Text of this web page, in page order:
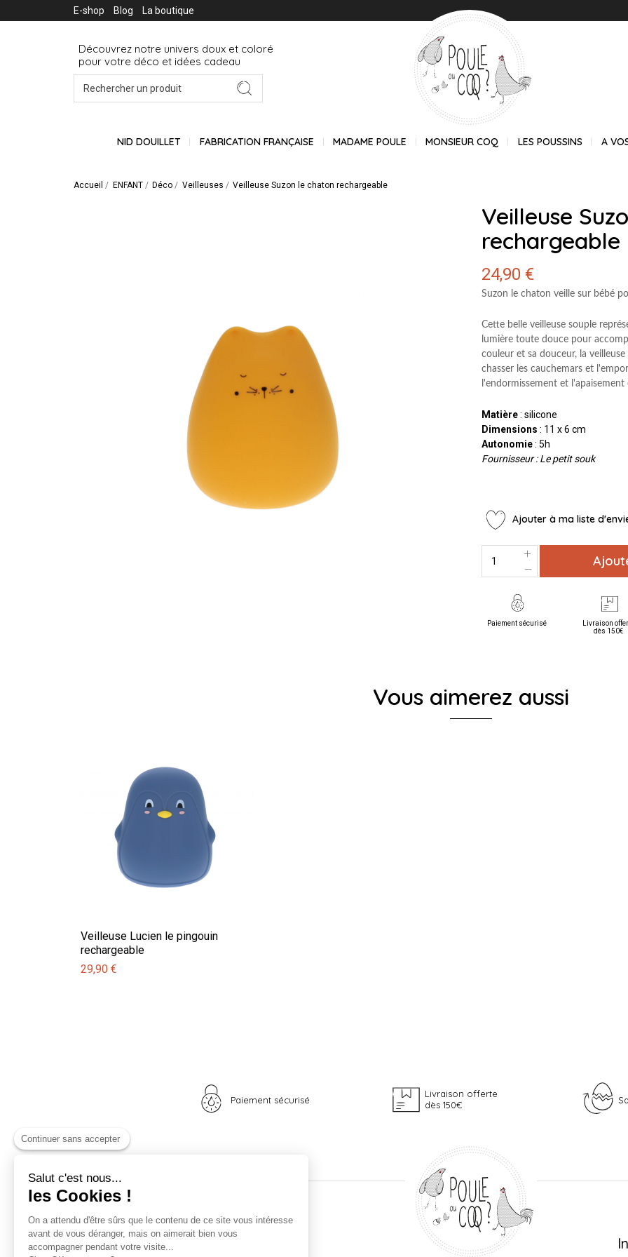
E-shop Blog La boutique
Découvrez notre univers doux et coloré
pour votre déco et idées cadeau
NID DOUILLET FABRICATION FRANÇAISE MADAME POULE MONSIEUR COQ LES POUSSINS A
Accueil ENFANT Déco Veilleuses Veilleuse Suzon le chaton rechargeable
Veilleuse
rechargeable
24,90 €
Suzon le chaton veille sur bébé
Cette belle veilleuse souple
lumière toute douce pour
couleur et sa douceur, la
chasser les cauchemars et
l'endormissement et
Matière: silicone
Dimensions : 11 x 6 cm
Autonomie: 5h
Fournisseur : Le petit souk
Ajouter à ma liste
Paiement sécurisé
Livraison
dès 150€
Vous aimerez aussi
Veilleuse Lucien le pingouin
rechargeable
29,90 €
Paiement sécurisé
Livraison offerte
dès 150€
Nos univers
Nid douillet
Madame Poule
Informations
La boutique
Continuer sans accepter
Salut c'est nous...
les Cookies !
On a attendu d'être sûrs que le contenu de ce site vous intéresse
avant de vous déranger, mais on aimerait bien vous
accompagner pendant votre visite...